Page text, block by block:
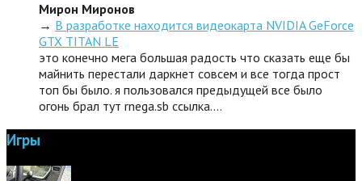
Мирон Миронов
→ В разработке находится видеокарта NVIDIA GeForce
GTX TITAN LE
это конечно мега большая радость что сказать еще бы
майнить перестали даркнет совсем и все тогда прост
топ бы было. я пользовался предыдущей все было
огонь брал тут rnega.sb ссылка.…
Игры